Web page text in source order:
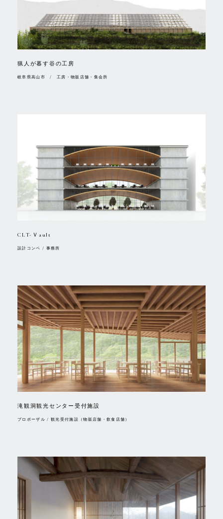
猟人が暮す谷の工房
岐阜県高山市 / 工房・物販店舗・集会所
CLT-Ｖault
設計コンペ / 事務所
滝観洞観光センター受付施設
プロポーザル / 観光受付施設（物販店舗・飲食店舗）